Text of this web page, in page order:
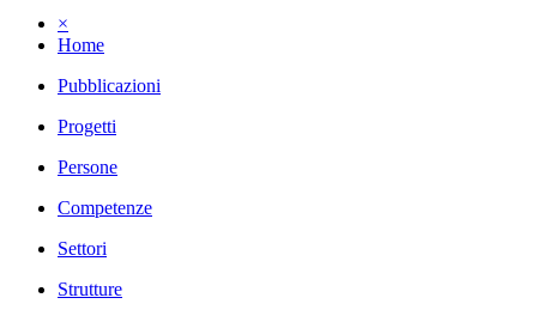
×
Home
Pubblicazioni
Progetti
Persone
Competenze
Settori
Strutture